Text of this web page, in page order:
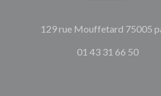
129 rue Mouffetard 75005
01 43 31 66 50